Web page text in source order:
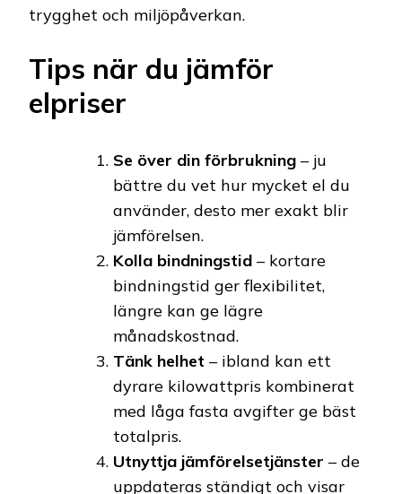
trygghet och miljöpåverkan.
Tips när du jämför
elpriser
Se över din förbrukning – ju
bättre du vet hur mycket el du
använder, desto mer exakt blir
jämförelsen.
Kolla bindningstid – kortare
bindningstid ger flexibilitet,
längre kan ge lägre
månadskostnad.
Tänk helhet – ibland kan ett
dyrare kilowattpris kombinerat
med låga fasta avgifter ge bäst
totalpris.
Utnyttja jämförelsetjänster – de
uppdateras ständigt och visar